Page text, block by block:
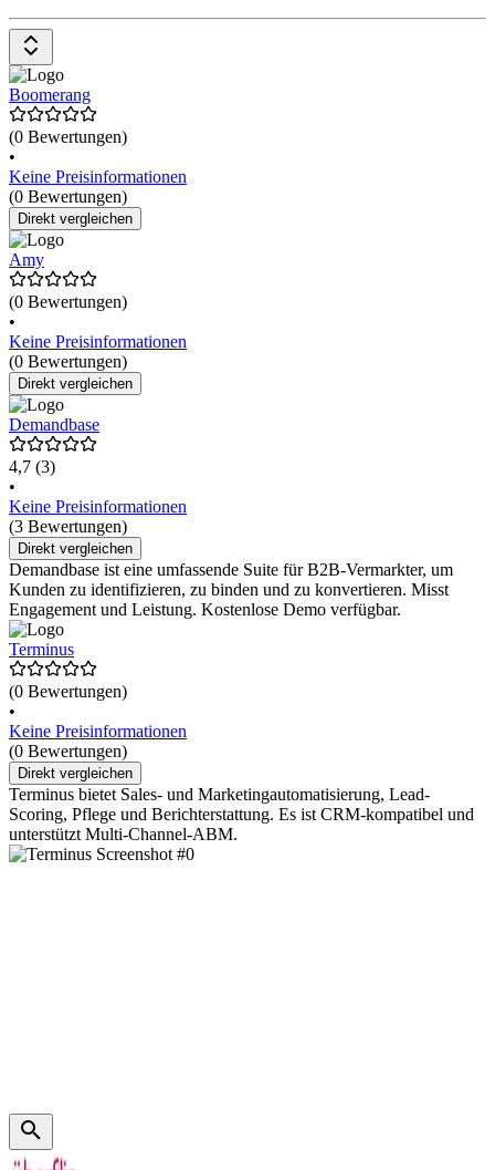
Boomerang
(0 Bewertungen)
•
Keine Preisinformationen
(0 Bewertungen)
Direkt vergleichen
Amy
(0 Bewertungen)
•
Keine Preisinformationen
(0 Bewertungen)
Direkt vergleichen
Demandbase
4,7 (3)
•
Keine Preisinformationen
(3 Bewertungen)
Direkt vergleichen
Demandbase ist eine umfassende Suite für B2B-Vermarkter, um
Kunden zu identifizieren, zu binden und zu konvertieren. Misst
Engagement und Leistung. Kostenlose Demo verfügbar.
Terminus
(0 Bewertungen)
•
Keine Preisinformationen
(0 Bewertungen)
Direkt vergleichen
Terminus bietet Sales- und Marketingautomatisierung, Lead-
Scoring, Pflege und Berichterstattung. Es ist CRM-kompatibel und
unterstützt Multi-Channel-ABM.